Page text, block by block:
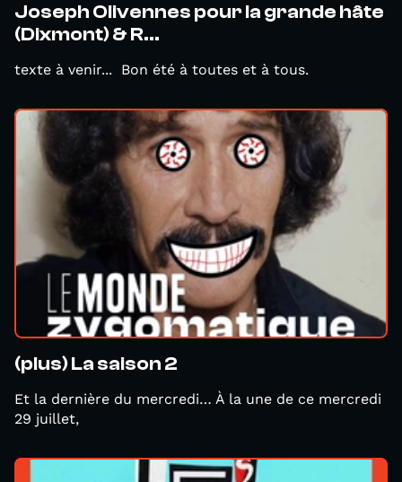
Joseph Olivennes pour la grande hâte
(Dixmont) & R...
texte à venir... Bon été à toutes et à tous.
(plus) La saison 2
Et la dernière du mercredi… À la une de ce mercredi
29 juillet,